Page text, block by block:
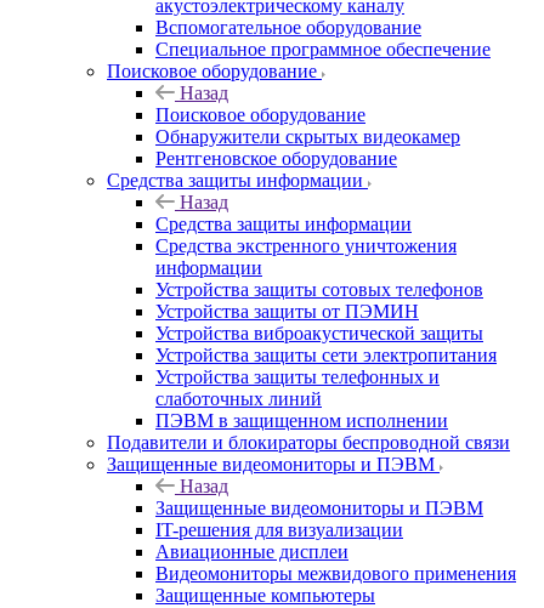
акустоэлектрическому каналу
Вспомогательное оборудование
Специальное программное обеспечение
Поисковое оборудование
Назад
Поисковое оборудование
Обнаружители скрытых видеокамер
Рентгеновское оборудование
Средства защиты информации
Назад
Средства защиты информации
Средства экстренного уничтожения
информации
Устройства защиты сотовых телефонов
Устройства защиты от ПЭМИН
Устройства виброакустической защиты
Устройства защиты сети электропитания
Устройства защиты телефонных и
слаботочных линий
ПЭВМ в защищенном исполнении
Подавители и блокираторы беспроводной связи
Защищенные видеомониторы и ПЭВМ
Назад
Защищенные видеомониторы и ПЭВМ
IT-решения для визуализации
Авиационные дисплеи
Видеомониторы межвидового применения
Защищенные компьютеры